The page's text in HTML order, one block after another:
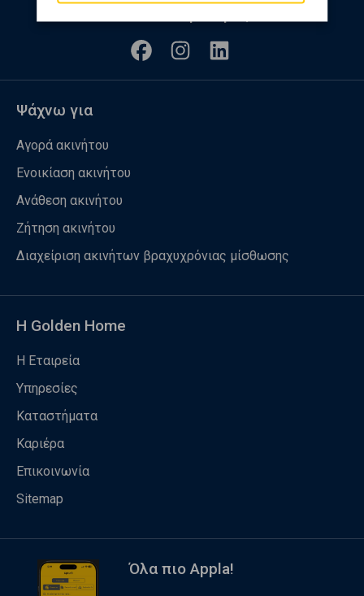
Ψάχνω για
Αγορά ακινήτου
Ενοικίαση ακινήτου
Ανάθεση ακινήτου
Ζήτηση ακινήτου
Διαχείριση ακινήτων βραχυχρόνιας μίσθωσης
Η Golden Home
Η Εταιρεία
Υπηρεσίες
Καταστήματα
Καριέρα
Επικοινωνία
Sitemap
Όλα πιο Appla!